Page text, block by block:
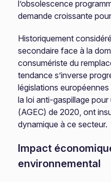
l’obsolescence
demande croissante
Historiquement
secondaire face à la
consumériste du
tendance s’inverse
législations
la loi anti-gaspillage
(AGEC) de 2020, ont
dynamique à ce secteur.
Impact
environnemental